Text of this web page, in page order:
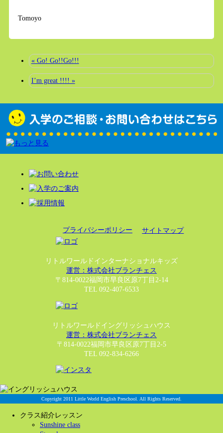
Tomoyo
« Go! Go!!Go!!!
I’m great !!!! »
プライバシーポリシー サイトマップ
リトルワールドインターナショナルキッズ
運営：株式会社ブランチェス
〒814-0022福岡市早良区原7丁目2-14
TEL 092-407-6533
リトルワールドイングリッシュハウス
運営：株式会社ブランチェス
〒814-0022福岡市早良区原7丁目2-5
TEL 092-834-6266
Copyright 2011 Little World English Preschool. All Rights Reserved.
クラス紹介レッスン
Sunshine class